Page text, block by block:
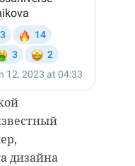
дизайна